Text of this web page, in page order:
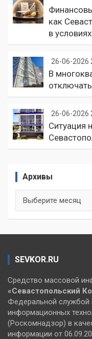
как
в
26-06-2026
В
26-06-2026
Ситуация
Архивы
SEVKOR.RU
Средство массовой
«Севастопольский
Федеральной службой
информационных
(Роскомнадзор) в
информации от